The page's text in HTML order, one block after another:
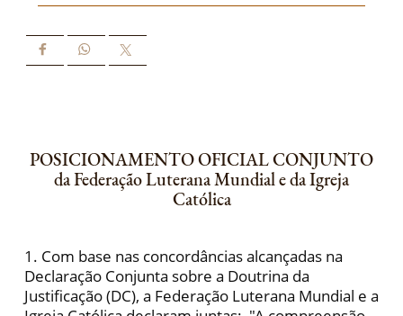
POSICIONAMENTO OFICIAL CONJUNTO
da Federação Luterana Mundial e da Igreja
Católica
1. Com base nas concordâncias alcançadas na
Declaração Conjunta sobre a Doutrina da
Justificação (DC), a Federação Luterana Mundial e a